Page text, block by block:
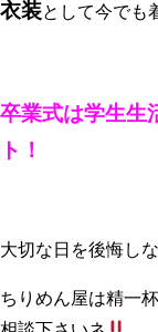
衣装として今でも
卒業式は学生生
ト！
大切な日を後悔し
ちりめん屋は精一